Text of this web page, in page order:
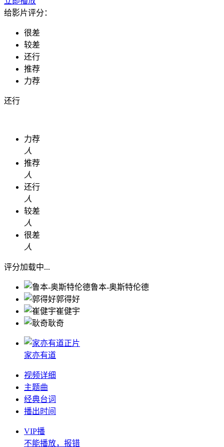
给影片评分：
很差
较差
还行
推荐
力荐
还行
力荐
人
推荐
人
还行
人
较差
人
很差
人
评分加载中...
鲁本-奥斯特伦德
郭得好
崔健宇
耿奇
正片
家亦有道
视频详细
主题曲
经典台词
播出时间
VIP播
不能播放，报错